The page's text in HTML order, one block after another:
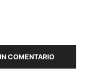
COMENTARIO